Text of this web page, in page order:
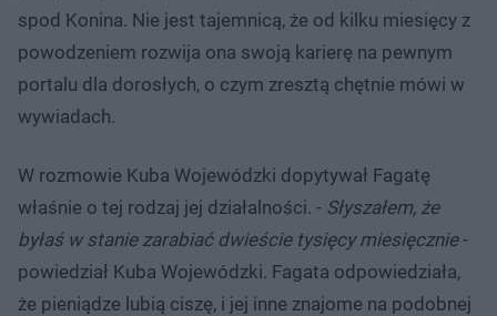
spod Konina. Nie jest tajemnicą, że od kilku miesięcy z
powodzeniem rozwija ona swoją karierę na pewnym
portalu dla dorosłych, o czym zresztą chętnie mówi w
wywiadach.
W rozmowie Kuba Wojewódzki dopytywał Fagatę
właśnie o tej rodzaj jej działalności. - Słyszałem, że
byłaś w stanie zarabiać dwieście tysięcy miesięcznie-
powiedział Kuba Wojewódzki. Fagata odpowiedziała,
że pieniądze lubią ciszę, i jej inne znajome na podobnej